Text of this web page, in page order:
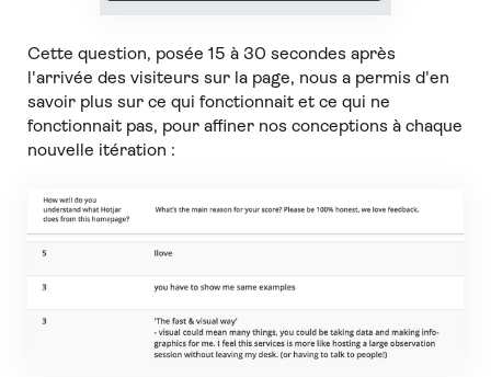
Cette question, posée 15 à 30 secondes après
l'arrivée des visiteurs sur la page, nous a permis d'en
savoir plus sur ce qui fonctionnait et ce qui ne
fonctionnait pas, pour affiner nos conceptions à chaque
nouvelle itération :